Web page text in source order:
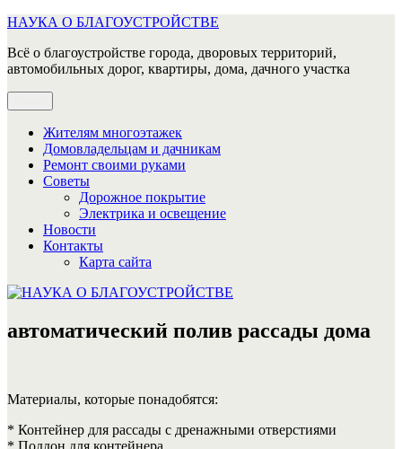
Перейти
содержимому
НАУКА О БЛАГОУСТРОЙСТВЕ
Всё о благоустройстве города, дворовых территорий,
автомобильных дорог, квартиры, дома, дачного участка
Жителям многоэтажек
Домовладельцам и дачникам
Ремонт своими руками
Советы
Дорожное покрытие
Электрика и освещение
Новости
Контакты
Карта сайта
автоматический полив рассады дома
Материалы, которые понадобятся:
* Контейнер для рассады с дренажными отверстиями
* Поддон для контейнера